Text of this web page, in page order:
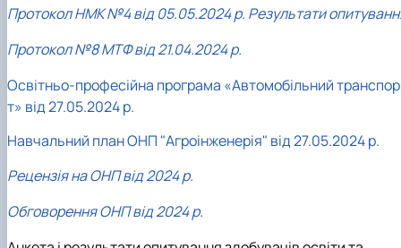
Протокол НМК №4 від 05.05.2024 р. Результати
Протокол №8 МТФ від 21.04.2024 р.
Освітньо-професійна програма «Автомобільний транспор
т» від 27.05.2024 р.
Навчальний план ОНП "Агроінженерія" від 27.05.2024 р.
Рецензія на ОНП від 2024 р.
Обговорення ОНП від 2024 р.